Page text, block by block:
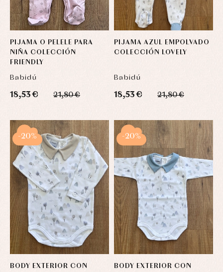
PIJAMA O PELELE PARA
NIÑA COLECCIÓN
FRIENDLY
Babidú
18,53 € 21,80 €
PIJAMA AZUL EMPOLVADO
COLECCIÓN LOVELY
Babidú
18,53 € 21,80 €
BODY EXTERIOR CON
-20%
BODY EXTERIOR CON
-20%